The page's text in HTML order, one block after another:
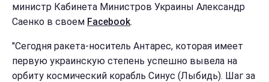
министр Кабинета Министров Украины Александр
Саенко в своем Facebook.
"Сегодня ракета-носитель Антарес, которая имеет
первую украинскую степень успешно вывела на
орбиту космический корабль Синус (Лыбидь). Шаг за